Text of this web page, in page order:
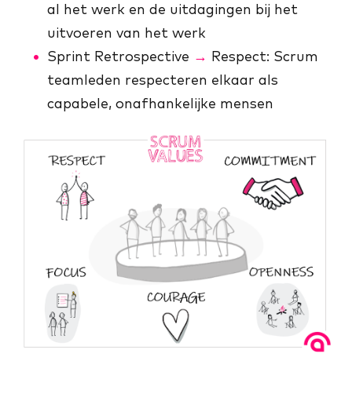
al het werk en de uitdagingen bij het
uitvoeren van het werk
Sprint Retrospective → Respect: Scrum
teamleden respecteren elkaar als
capabele, onafhankelijke mensen